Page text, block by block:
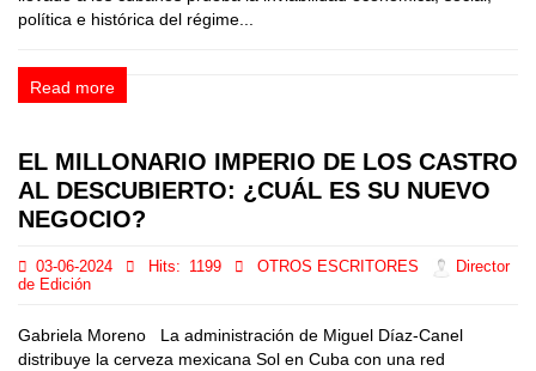
política e histórica del régime...
Read more
EL MILLONARIO IMPERIO DE LOS CASTRO
AL DESCUBIERTO: ¿CUÁL ES SU NUEVO
NEGOCIO?
03-06-2024 Hits: 1199 OTROS ESCRITORES
Director
de Edición
Gabriela Moreno La administración de Miguel Díaz-Canel
distribuye la cerveza mexicana Sol en Cuba con una red